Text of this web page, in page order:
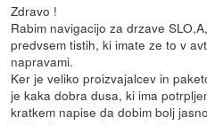
Zdravo !
Rabim navigacijo za drzave
predvsem tistih, ki imate ze to v
napravami.
Ker je veliko proizvajalcev in
je kaka dobra dusa, ki ima
kratkem napise da dobim bolj